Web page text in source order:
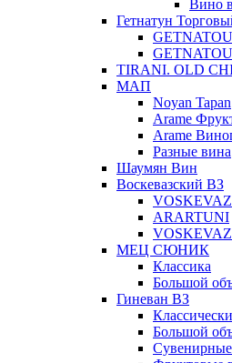
Вино
Гетнатун
TIRANI. OLD
МАП
Noyan Tapan
Arame
Arame
Разные вина
Шаумян Вин
Воскевазский ВЗ
VOSKEVAZ
ARARTUNI
МЕЦ СЮНИК
Классика
Большой
Гиневан ВЗ
Большой